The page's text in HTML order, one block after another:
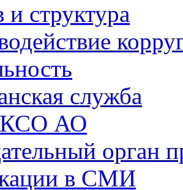
и структура
служба
КСО АО
орган
в СМИ